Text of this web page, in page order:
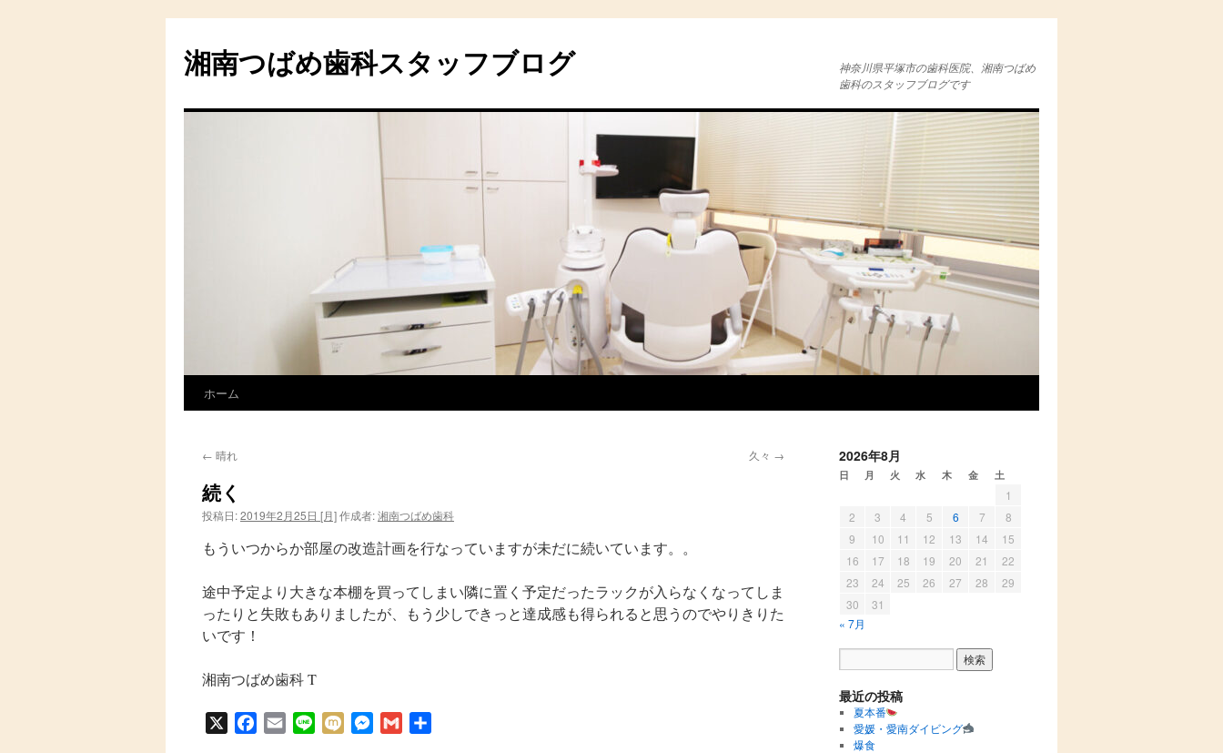
湘南つばめ歯科スタッフブログ
神奈川県平塚市の歯科医院、湘南つばめ
歯科のスタッフブログです
ン
ス
ホーム
← 晴れ 久々 →
続く
投稿日:2019年2月25日 [月]作成者:湘南つばめ歯科
もういつからか部屋の改造計画を行なっていますが未だに続いています。。
途中予定より大きな本棚を買ってしまい隣に置く予定だったラックが入らなくなってしま
ったりと失敗もありましたが、もう少しできっと達成感も得られると思うのでやりきりた
いです！
湘南つばめ歯科 T
X Facebook
Email Line Mixi Messenger
Gmail
2026年8月
日 月 火 水 木 金 土
1
2
3 4 5 6 7
8
9
10 11 12 13 14
15
16
17 18 19 20 21
22
23
24 25 26 27 28
29
30
31
« 7月
最近の投稿
夏本番
愛媛・愛南ダイビング
爆食